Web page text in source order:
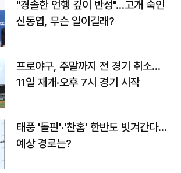
"경솔한 언행 깊이 반성"…고개 숙인
신동엽, 무슨 일이길래?
프로야구, 주말까지 전 경기 취소…
11일 재개·오후 7시 경기 시작
태풍 '돌핀'·'찬홈' 한반도 빗겨간다…
예상 경로는?